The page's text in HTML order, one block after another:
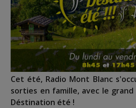
Cet été, Radio Mont Blanc
sorties en famille, avec le grand
Déstination été !